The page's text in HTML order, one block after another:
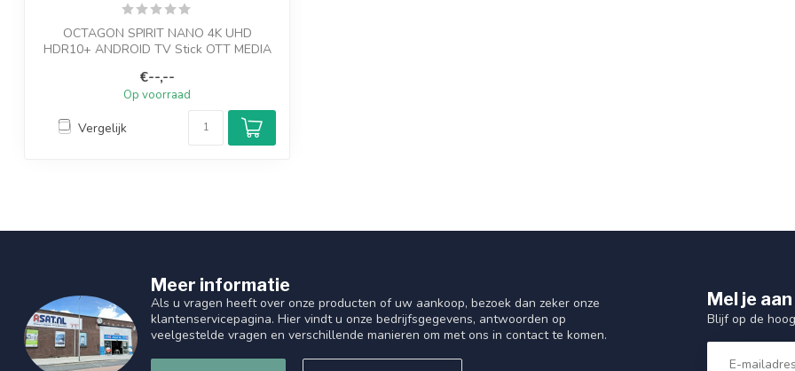
OCTAGON SPIRIT NANO 4K UHD
HDR10+ ANDROID TV Stick OTT MEDIA
€--,--
Op voorraad
Vergelijk
Meer informatie
Als u vragen heeft over onze producten of uw aankoop, bezoek dan zeker onze
klantenservicepagina. Hier vindt u onze bedrijfsgegevens, antwoorden op
veelgestelde vragen en verschillende manieren om met ons in contact te komen.
Mel je
Blijf op de